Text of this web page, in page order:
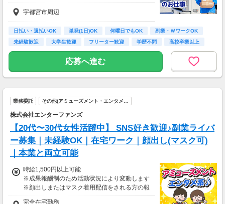
安全面・体力面の考慮により比較的低負荷の業
務、
70歳以降では低負荷業務や季節により
相談の上短時間勤務をすることもあるため
給与が上記になる場合がございます。
月収24万円可能（日給1万2,000円×月20日勤
（2）夜勤
月収28万1400円可能（日給1万4,070円×月20日
勤務）
宇都宮市周辺
日払い・週払いOK 単発(1日)OK 何曜日でもOK
副業・ＷワークOK
未経験歓迎
大学生歓迎 フリーター歓迎 学歴不問 高校卒業以上
応募へ進む
業務委託 その他(アミューズメント・エンタメ…
株式会社エンターファンズ
【20代〜30代女性活躍中】 SNS好き歓迎♪副業ライバ
ー募集｜未経験OK｜在宅ワーク｜顔出し(マスク可)
｜本業と両立可能
時給1,500円以上可能
※成果報酬制のため活動状況により変動します
※顔出しまたはマスク着用配信をされる方の報
酬基準となります
完全在宅勤務